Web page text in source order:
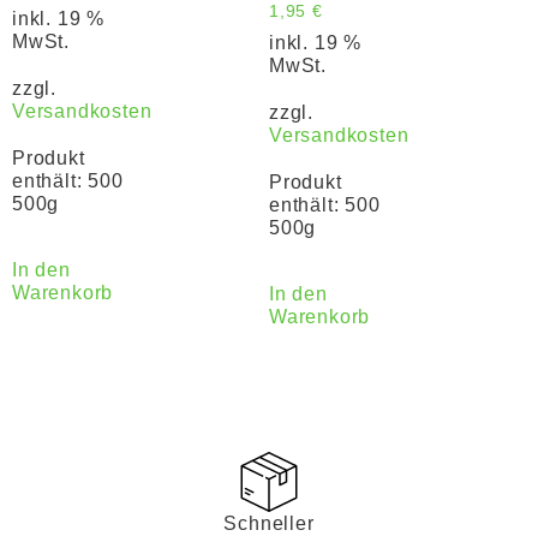
inkl. 19 %
MwSt.
zzgl.
Versandkosten
Produkt
enthält: 500
500g
In den
Warenkorb
1,95 €
inkl. 19 %
MwSt.
zzgl.
Versandkosten
Produkt
enthält: 500
500g
In den
Warenkorb
Schneller